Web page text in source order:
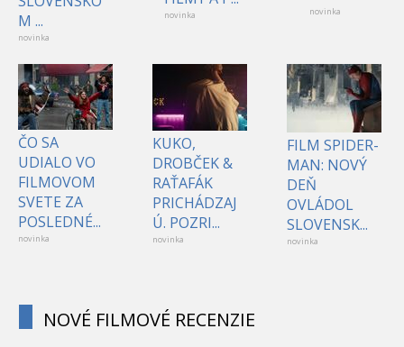
M ...
novinka
novinka novinka
ČO SA
UDIALO VO
FILMOVOM
SVETE ZA
POSLEDNÉ...
novinka
KUKO,
DROBČEK &
RAŤAFÁK
PRICHÁDZAJ
Ú. POZRI...
novinka
FILM SPIDER-
MAN: NOVÝ
DEŇ
OVLÁDOL
SLOVENSK...
novinka
NOVÉ FILMOVÉ RECENZIE